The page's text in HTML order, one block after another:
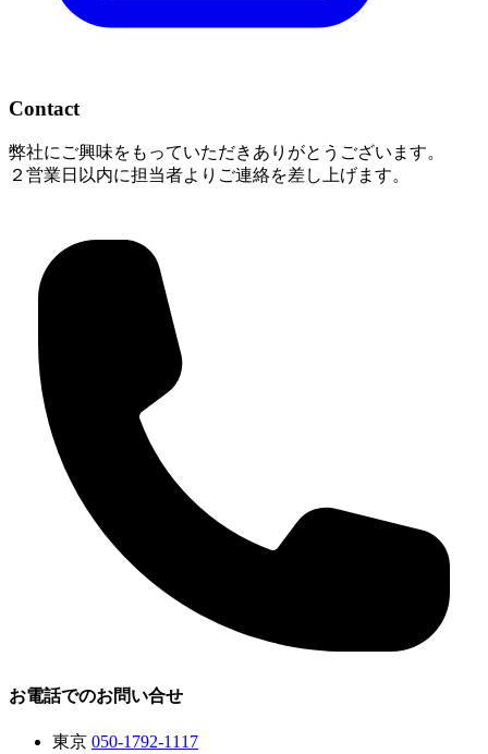
Contact
弊社にご興味をもっていただきありがとうございます。
２営業日以内に担当者よりご連絡を差し上げます。
お電話でのお問い合せ
東京 050-1792-1117